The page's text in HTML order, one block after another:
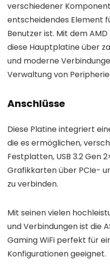
verschiedener
entscheidendes Element
Benutzer ist. Mit dem
diese Hauptplatine über
und moderne
Verwaltung von
Anschlüsse
Diese Platine integriert
die es ermöglichen,
Festplatten, USB 3.2 Gen
Grafikkarten über PCIe-
zu verbinden.
Mit seinen vielen
und Verbindungen ist die
Gaming WiFi perfekt für
Konfigurationen geeignet.